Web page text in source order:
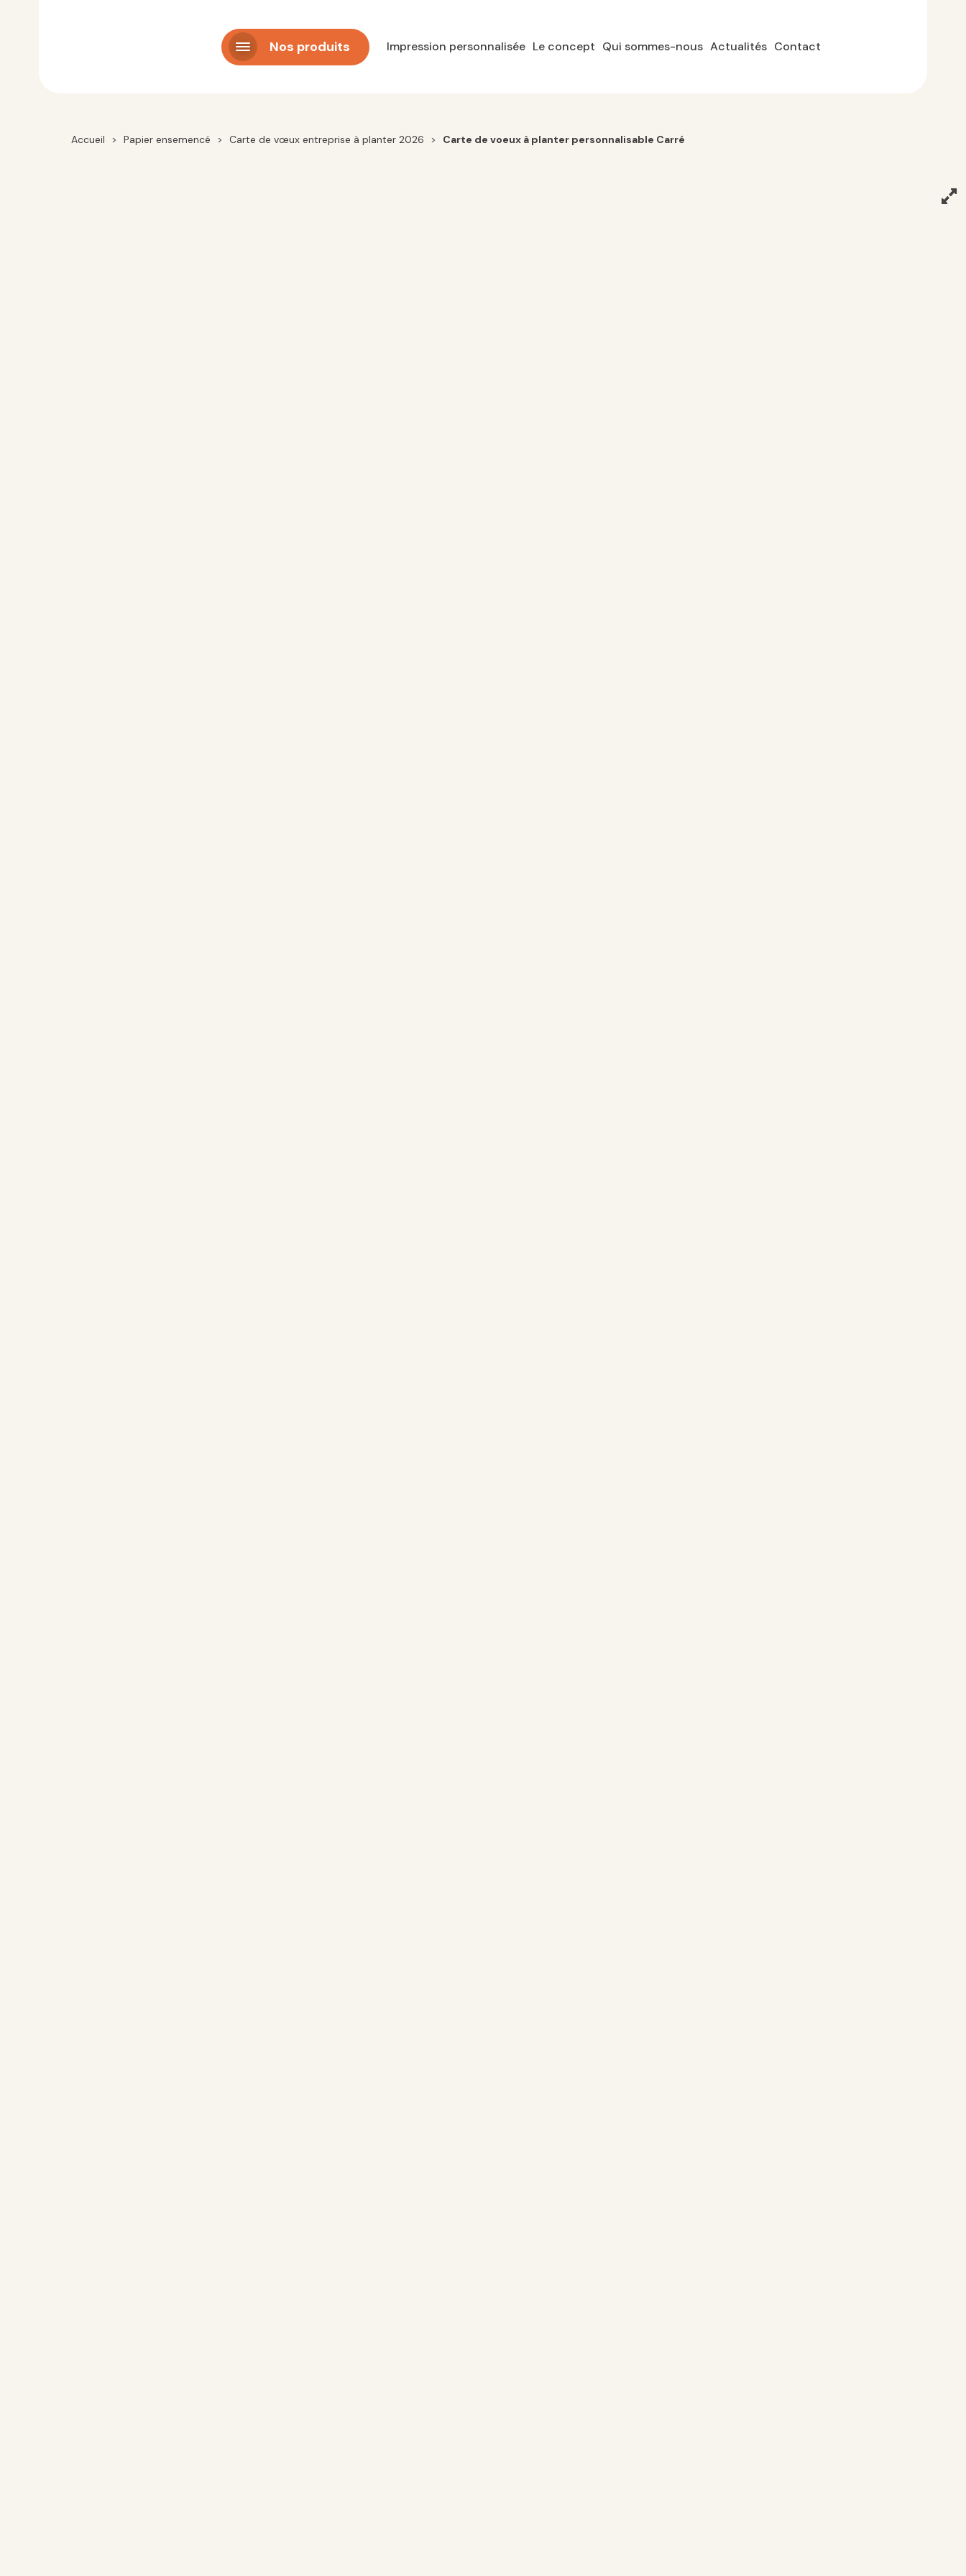
Nos produits Impression personnalisée Le concept Qui sommes-nous Actualités Contact
Accueil > Papier ensemencé > Carte de vœux entreprise à planter 2026 > Carte de voeux à planter personnalisable Carré